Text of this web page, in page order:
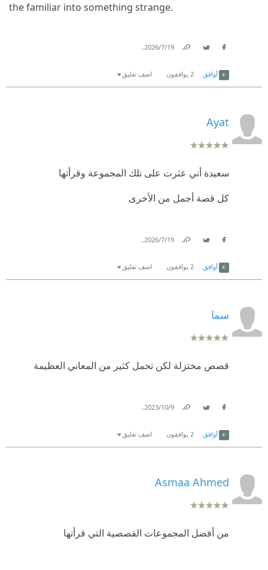
the familiar into something strange.
19‏/7‏/2026
.
أوافق 2 يوافقون اضف تعليق
Ayat
سعيدة أني عثرت على تلك المجموعة وقرأتها
كل قصة أجمل من الأخرى
19‏/7‏/2026
.
أوافق 2 يوافقون اضف تعليق
سما
قصص مختزلة لكن تحمل كثير من المعاني العظيمة
9‏/10‏/2023
.
أوافق 2 يوافقون اضف تعليق
Asmaa Ahmed
من أفضل المجموعات القصصية التي قرأتها